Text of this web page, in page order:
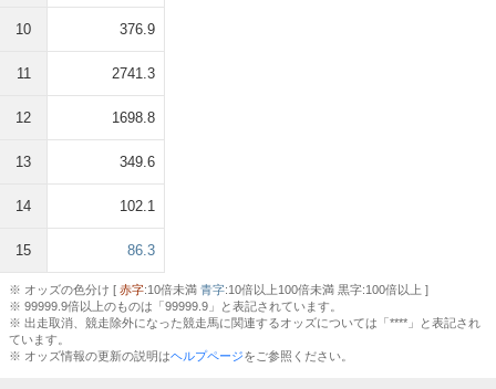
10 376.9
11 2741.3
12 1698.8
13 349.6
14 102.1
15 86.3
※ オッズの色分け [ 赤字:10倍未満 青字:10倍以上100倍未満 黒字:100倍以上 ]
※ 99999.9倍以上のものは「99999.9」と表記されています。
※ 出走取消、競走除外になった競走馬に関連するオッズについては「****」と表記され
ています。
※ オッズ情報の更新の説明はヘルプページをご参照ください。